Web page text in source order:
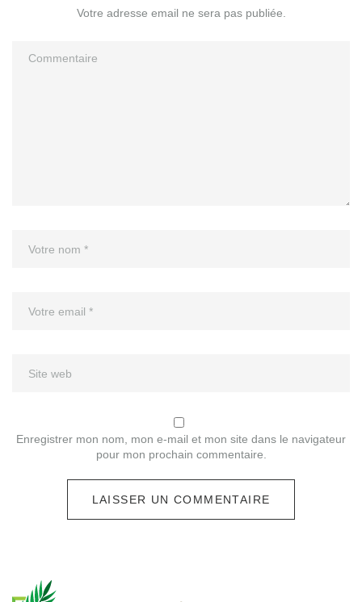
Votre adresse email ne sera pas publiée.
Enregistrer mon nom, mon e-mail et mon site dans le navigateur
pour mon prochain commentaire.